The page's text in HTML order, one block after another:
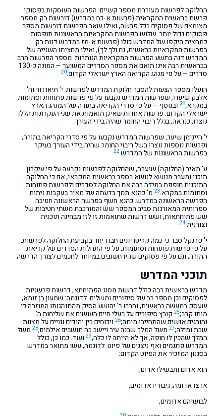
החלוקה לפרשות מעוררת מספר קשיים: הפרשות העוסקות בפסוקי
פרשת בראשית המקראית (פרשות א-כח במדרש) דורשות רק מספר
מצומצם של פסוקים בכל פרשה, ואילו שאר הפרשות דורשות מספר
פסוקים גדול יותר. שלוש הפרשות המקראיות הראשונות תופסות
כמחצית היקפו של המדרש כולו (פרשות א-מז במדרש דנות רק
בפרשות המקראיות בראשית, נח ולך לך), ואילו מחציתו השנייה של
המדרש דנה בתשע הפרשות המקראיות הנותרות. מספר הפרשות הרב
בבראשית רבה אינו תואם את מספר הסדרים המשוער – המונה כ-130
סדרים – על פי מנהג הקריאה הארץ ישראלי הקדום.20
הועלו מספר הצעות להסבר חלוקת המדרש לפרשות. י' תיאודור וח'
אלבק שיערו, שפרשות המדרש נקבעו על פי פרשות פתוחות וסתומות
במקרא,21 ובנוסף – על פי סדרי הקריאה בתורה של המנהג הארץ
ישראלי הקדום. פרשות אחדות שאינן תואמות את שני העקרונות הללו
נוצרו, כנראה, בגלל ריבוי החומר שהיה בידי העורך.
י' היינימן שיער, שפרשות המדרש נקבעו על פי סדרי הקריאה בתורה,
ופרשות נוספות נוצרו בשל ריבוי החומר שהיה בידי העורך בעיקר
בפרשות הראשונות של המדרש.22
ע' מאיר (החלוקה) שיערה, שהחלוקה לפרשות נקבעה על פי עיקרון
תוכני ומעבר מנושא לנושא בספר בראשית המקראי, אם כי החלוקה
התוכנית חופפת במידה רבה את החלוקה לסדרים ולפרשות פתוחות
וסתומות במקרא.23 מ' כהנא תמך בדעתה של מאיר בעקבות ניתוח
הפרשה הראשונה במדרש. כהנא חשף בפרשה הראשונה חטיבה
ספרותית המאורגנת סביב המספר שש והמורכבת משתי חטיבות של
שש פתיחתאות, ושש דרשות שתואמות זו לזו מבחינה תוכנית
וצורנית.24
י' פרנקל סבר כי כמה קריטריונים חברו יחד בקביעת החלוקה לפרשות:
על פי פרשות פתוחות וסתומות, על פי התחלות הסדרים של קריאת
התורה, וגם על פי פסוקים שהיו חשובים במיוחד לחכמים לצורך הדרשה.
תוכני המדרש
מדרש בראשית רבה כולל דרשות מסוג הפתיחתא, דרשות פרשניות
לפסוקים וכן מספר רב של סיפורים ומשלים. לדוגמה: שמעון בן זומא,
שעסק במעשה בראשית, וחברו ר' יהושע הסיק מהתנהגותו המוזרה כי
מותו קרב;25 קובץ סיפורים על בעלי חיים העושים את שליחות ה'
והורגים אנשים שהתחייבו מיתה;26 ויכוחים בין יהודים וגויים על מצוות
שבת ומילה;27 משל המלך שבנה עיר ויישב בה תושבים אילמים;28 משל
המלך שהכין לו חופה, אך לא הייתה לו כלה,29 ועוד. כמו כן, כולל
המדרש פתגמים ואף ניצנים של פיוט. לדוגמה, עשו מתואר במדרש
בסגנון המזכיר את הפיוט הקדום:
הוא אדום ותבשילו אדום,
ארצו אדומה, גיבוריו אדומים,
לבושיהם אדומים,